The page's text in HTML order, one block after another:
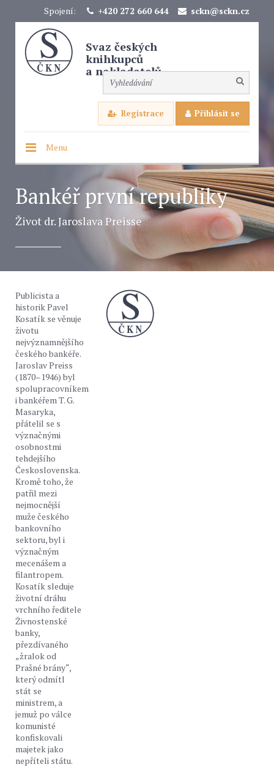
Spojení: +420 272 660 644 sckn@sckn.cz
Svaz českých
knihkupců
a nakladatelů
Registrace Přihlásit se
Menu
Bankéř první republiky
Život dr. Jaroslava Preisse
Publicista a
historik Pavel
Kosatík se věnuje
životu
nejvýznamnějšího
českého bankéře.
Jaroslav Preiss
(1870–1946) byl
spolupracovníkem
i bankéřem T. G.
Masaryka,
přátelil se s
význačnými
osobnostmi
tehdejšího
Československa.
Kromě toho, že
patřil mezi
nejmocnější
muže českého
bankovního
sektoru, byl i
význačným
mecenášem a
filantropem.
Kosatík sleduje
životní dráhu
vrchního ředitele
Živnostenské
banky,
přezdívaného
„žralok od
Prašné brány“,
který odmítl
stát se
ministrem, a
jemuž po válce
komunisté
konfiskovali
majetek jako
nepříteli státu.